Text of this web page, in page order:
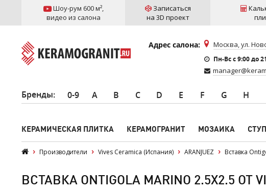
Шоу-рум 600 м²,
видео из салона
Записаться
на 3D проект
Адрес салона: Москва, ул.
Пн-Вс c 9:00 до
Бренды: 0-9 A B C D E F G H
КЕРАМИЧЕСКАЯ ПЛИТКА КЕРАМОГРАНИТ МОЗАИКА
Производители Vives Ceramica (Испания) ARANJUEZ Вставка
ВСТАВКА ONTIGOLA MARINO 2.5X2.5 ОТ